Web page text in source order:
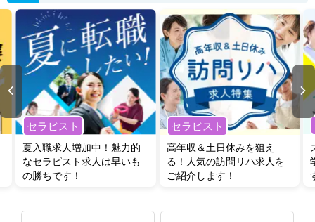
セラピスト
夏入職求人増加中！魅力的
なセラピスト求人は早いも
の勝ちです！
セラピスト
高年収＆土日休みを狙え
る！人気の訪問リハ求人を
ご紹介します！